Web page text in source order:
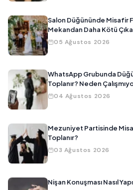
Salon Düğününde Misafir
Mekandan Daha Kötü
05 Ağustos 2026
WhatsApp Grubunda
Toplanır? Neden
04 Ağustos 2026
Mezuniyet Partisinde
Toplanır?
03 Ağustos 2026
Nişan Konuşması Nasıl